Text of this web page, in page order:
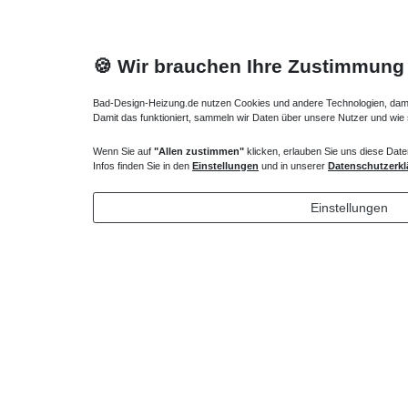
Duschwanne superflach 140 x 70 x 2,5 cm
471,45 € *
*inkl. ges.
🍪 Wir brauchen Ihre Zustimmung
Bad-Design-Heizung.de nutzen Cookies und andere Technologien,
Damit das funktioniert, sammeln wir Daten über unsere Nutzer und
Wenn Sie auf "Allen zustimmen" klicken, erlauben Sie uns diese
Infos finden Sie in den Einstellungen und in unserer
Einstellungen